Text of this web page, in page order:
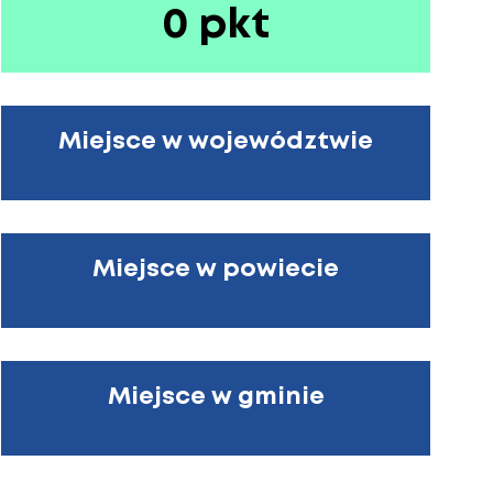
0 pkt
Miejsce w województwie
Miejsce w powiecie
Miejsce w gminie